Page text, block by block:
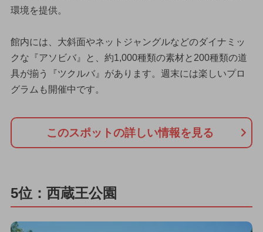
環境を提供。
館内には、大斜面やネットジャングルなどのダイナミッ
クな『アソビバ』と、約1,000種類の素材と200種類の道
具が揃う『ツクルバ』があります。週末には楽しいプロ
グラムも開催中です。
このスポットの詳しい情報を見る
5位：西蔵王公園